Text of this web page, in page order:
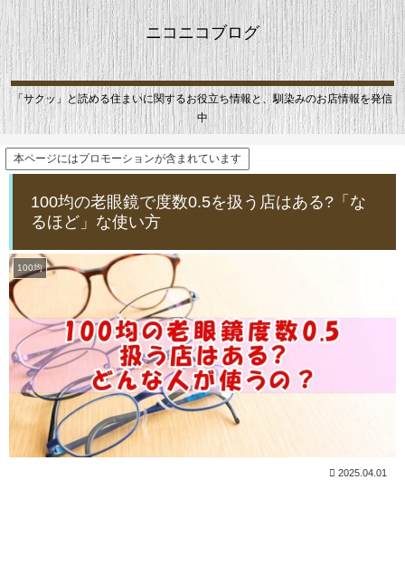
ニコニコブログ
「サクッ」と読める住まいに関するお役立ち情報と、馴染みのお店情報を発信
中
本ページにはプロモーションが含まれています
100均の老眼鏡で度数0.5を扱う店はある?「な
るほど」な使い方
100均
2025.04.01